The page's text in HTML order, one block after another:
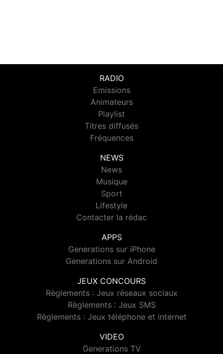
RADIO
Emissions
Animateurs
Playlist
Titres diffusés
Fréquences
NEWS
News
Musique
Sport
Lifestyle
Contacter la rédac
APPS
Generations sur iPhone
Generations sur Android
JEUX CONCOURS
Règlements : Jeux réseaux sociaux
Règlements : Jeux SMS
Règlements : Jeux téléphone et internet
VIDEO
Generations TV